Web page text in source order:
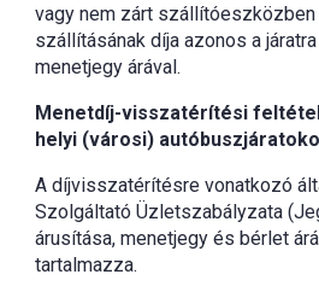
vagy nem zárt
szállításának díja azonos a
menetjegy árával.
Menetdíj-visszatérítési
helyi (városi)
A díjvisszatérítésre vonatkozó
Szolgáltató Üzletszabályzata
árusítása, menetjegy és bérlet
tartalmazza.